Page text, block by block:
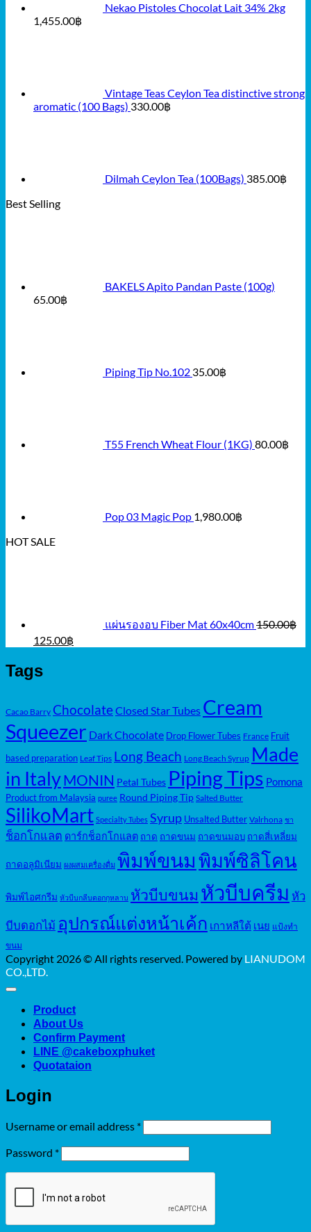
Nekao Pistoles Chocolat Lait 34% 2kg
1,455.00฿
Vintage Teas Ceylon Tea distinctive strong
aromatic (100 Bags) 330.00฿
Dilmah Ceylon Tea (100Bags) 385.00฿
Best Selling
BAKELS Apito Pandan Paste (100g)
65.00฿
Piping Tip No.102 35.00฿
T55 French Wheat Flour (1KG) 80.00฿
Pop 03 Magic Pop 1,980.00฿
HOT SALE
แผ่นรองอบ Fiber Mat 60x40cm150.00฿
Original
was:
150.00฿.
125.00฿
Tags
Cacao Barry ChocolateClosed Star Tubes Cream
Squeezer Dark Chocolate Drop Flower Tubes France Fruit
based preparation Leaf Tips Long Beach Long Beach Syrup Made
in ItalyMONIN Petal Tubes Piping Tips Pomona
Product from Malaysia puree Round Piping Tip Salted Butter
SilikoMart Specialty Tubes Syrup Unsalted Butter Valrhona ชา
ช็อกโกแลต ดาร์กช็อกโกแลต ถาด ถาดขนม ถาดขนมอบ ถาดสี่เหลี่ยม
ถาดอลูมิเนียม ผงผสมเครื่องดื่ม พิมพ์ขนมพิมพ์ซิลิโคน
พิมพ์ไอศกรีม หัวบีบกลีบดอกกุหลาบ หัวบีบขนม หัวบีบครีม หัว
บีบดอกไม้ อุปกรณ์แต่งหน้าเค้ก เกาหลีใต้ เนย แป้งทำ
ขนม
Copyright 2026 © All rights reserved. Powered by LIANUDOM
CO.,LTD.
Product
About Us
Confirm Payment
LINE @cakeboxphuket
Quotataion
Login
Username or email address *Required
Password *Required